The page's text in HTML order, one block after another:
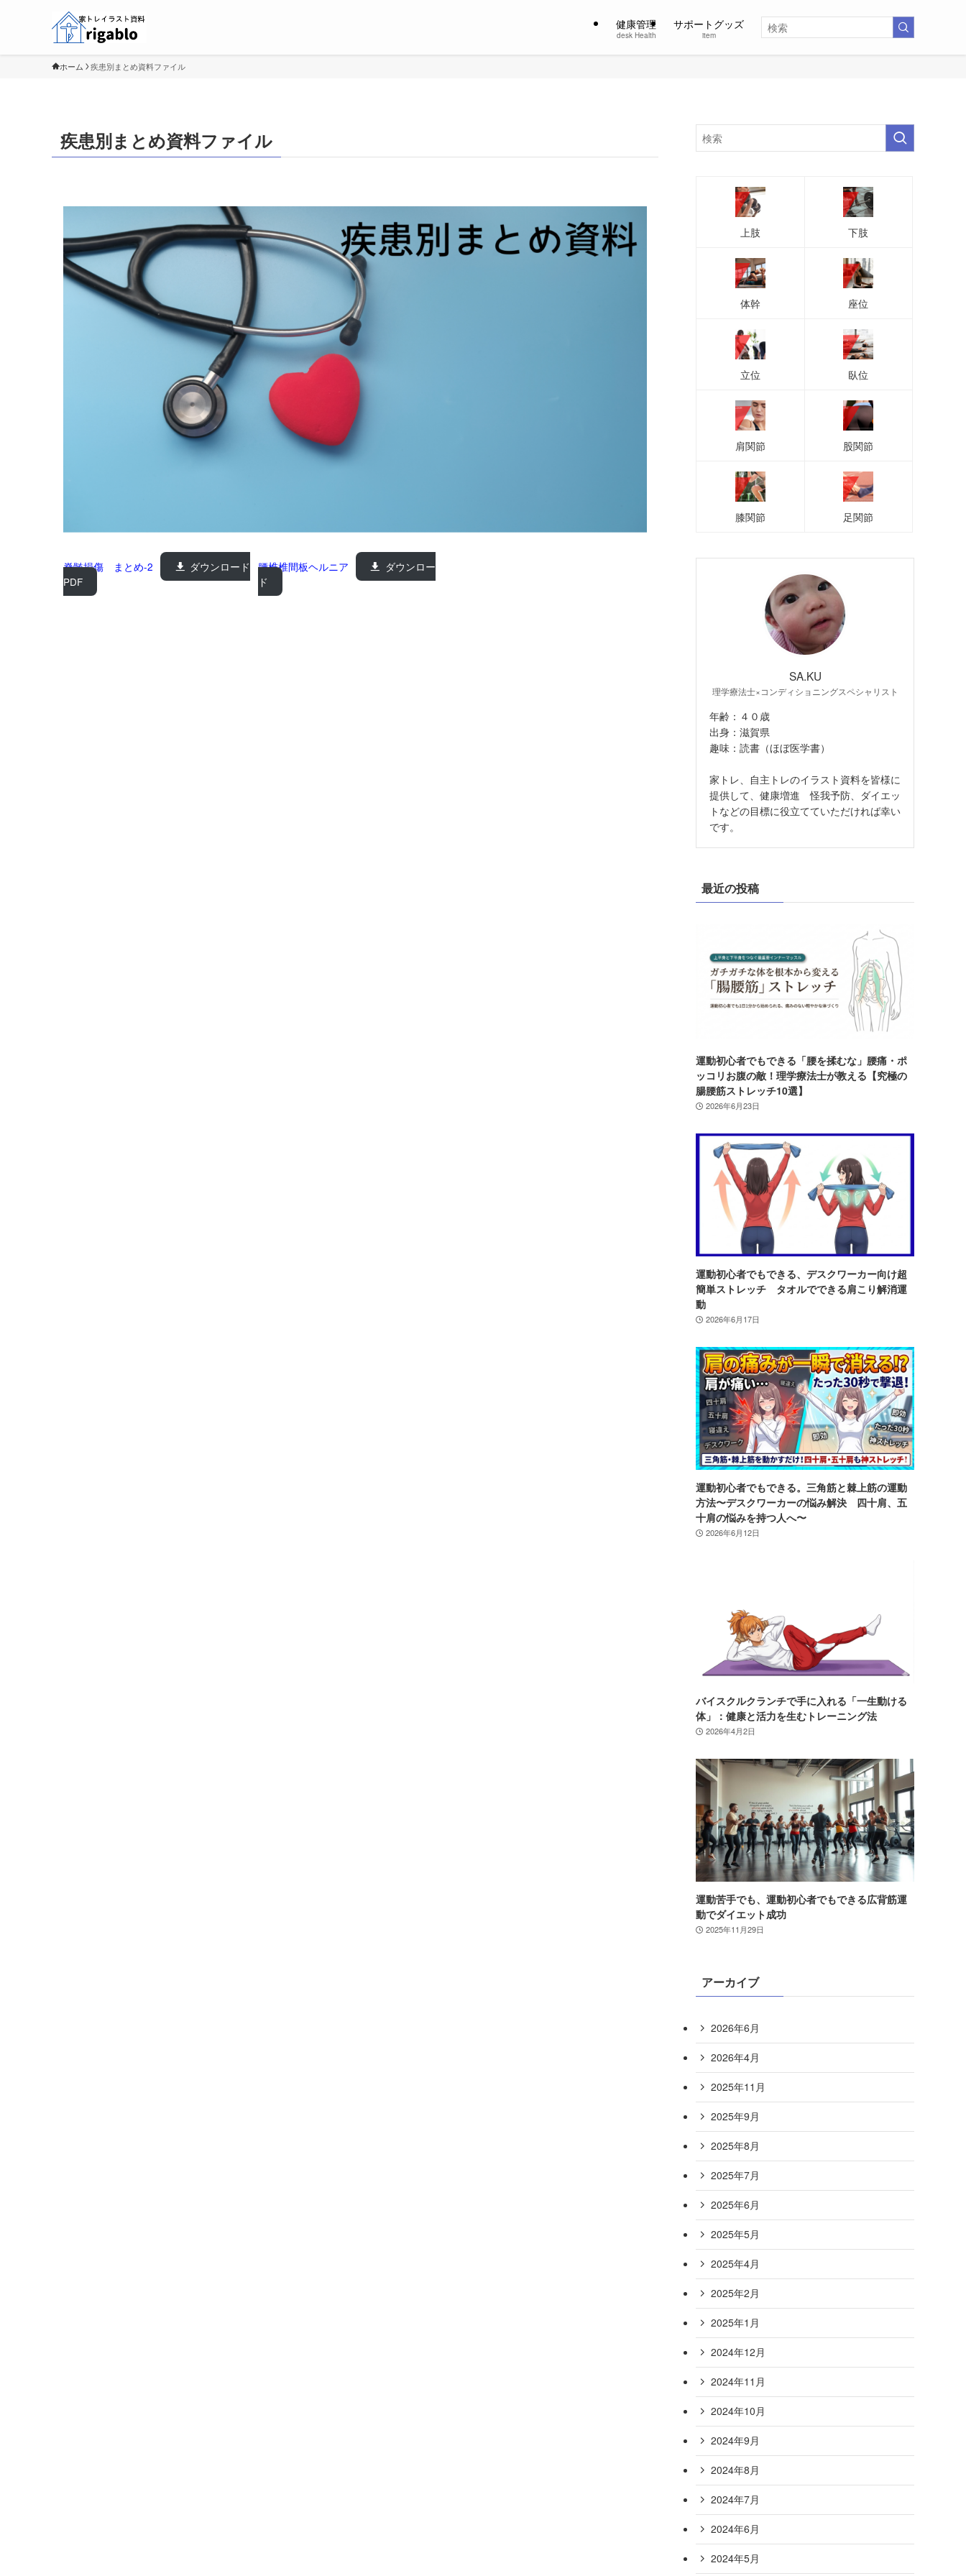
健康管理
desk Health
サポートグッズ
item
ホーム 疾患別まとめ資料ファイル
疾患別まとめ資料ファイル
脊髄損傷 まとめ-2
ダウンロード
PDF
腰椎椎間板ヘルニア
ダウンロー
ド
上肢 下肢
体幹 座位
立位 臥位
肩関節 股関節
膝関節 足関節
SA.KU
理学療法士×コンディショニングスペシャリスト
年齢：４０歳
出身：滋賀県
趣味：読書（ほぼ医学書）
家トレ、自主トレのイラスト資料を皆様に
提供して、健康増進 怪我予防、ダイエッ
トなどの目標に役立てていただければ幸い
です。
最近の投稿
運動初心者でもできる「腰を揉むな」腰痛・ポ
ッコリお腹の敵！理学療法士が教える【究極の
腸腰筋ストレッチ10選】
2026年6月23日
運動初心者でもできる、デスクワーカー向け超
簡単ストレッチ タオルでできる肩こり解消運
動
2026年6月17日
運動初心者でもできる。三角筋と棘上筋の運動
方法〜デスクワーカーの悩み解決 四十肩、五
十肩の悩みを持つ人へ〜
2026年6月12日
バイスクルクランチで手に入れる「一生動ける
体」：健康と活力を生むトレーニング法
2026年4月2日
運動苦手でも、運動初心者でもできる広背筋運
動でダイエット成功
2025年11月29日
アーカイブ
2026年6月
2026年4月
2025年11月
2025年9月
2025年8月
2025年7月
2025年6月
2025年5月
2025年4月
2025年2月
2025年1月
2024年12月
2024年11月
2024年10月
2024年9月
2024年8月
2024年7月
2024年6月
2024年5月